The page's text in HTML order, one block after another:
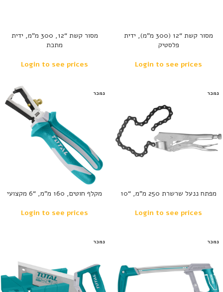
מסור קשת “12 (300 מ”מ), ידית
פלסטיק
Login to see prices
מסור קשת “12, 300 מ”מ, ידית
מתכת
Login to see prices
נמכר
מפתח ננעל שרשרת 250 מ”מ, “10
Login to see prices
נמכר
מקלף חוטים, 160 מ”מ, “6 מקצועי
Login to see prices
נמכר נמכר